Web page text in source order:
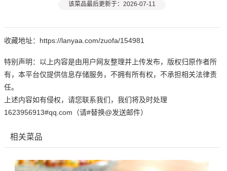
该菜品最后更新于：2026-07-11
收藏地址：https://lanyaa.com/zuofa/154981
特别声明：以上内容是由用户网友整理并上传发布，版权归原作者所
有，本平台仅提供信息存储服务，不拥有所有权，不承担相关法律责
任。
上述内容如有侵权，请您联系我们，我们将及时处理
1623956913#qq.com（请#替换@发送邮件）
相关菜品